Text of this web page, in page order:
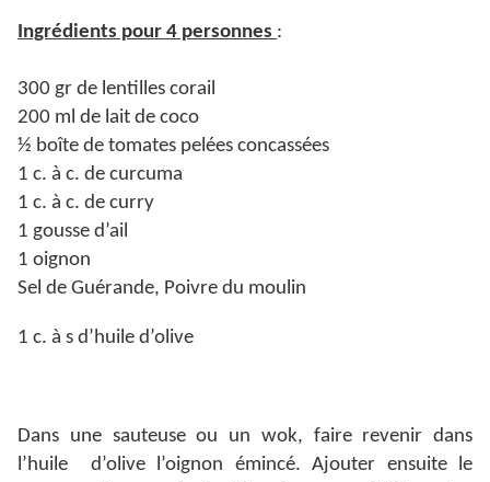
Ingrédients pour 4 personnes :
300 gr de lentilles corail
200 ml de lait de coco
½ boîte de tomates pelées concassées
1 c. à c. de curcuma
1 c. à c. de curry
1 gousse d’ail
1 oignon
Sel de Guérande, Poivre du moulin
1 c. à s d’huile d’olive
Dans une sauteuse ou un wok, faire revenir dans
l’huile d’olive l’oignon émincé. Ajouter ensuite le